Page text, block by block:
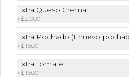
Te
$6.490
Extra Queso Crema
+$2.000
Extra Pochado (1 huevo
+$1.500
Extra Tomate
+$1.500